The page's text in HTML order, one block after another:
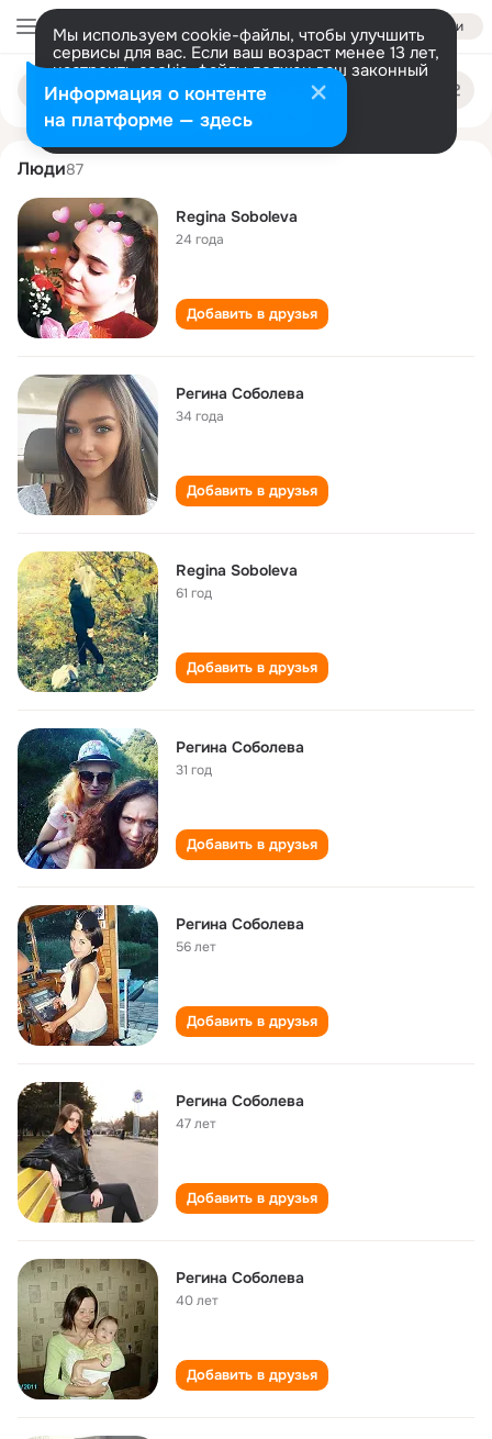
Войти
Мы используем cookie-файлы, чтобы улучшить
сервисы для вас. Если ваш возраст менее 13 лет,
настроить cookie-файлы должен ваш законный
представитель. Больше информации
Разрешить все Настроить
Поиск
людям
regina soboleva
Люди87
Regina Soboleva
24 года
Добавить в друзья
Регина Соболева
34 года
Добавить в друзья
Regina Soboleva
61 год
Добавить в друзья
Регина Соболева
31 год
Добавить в друзья
Регина Соболева
56 лет
Добавить в друзья
Регина Соболева
47 лет
Добавить в друзья
Регина Соболева
40 лет
Добавить в друзья
Информация о контенте
на платформе — здесь